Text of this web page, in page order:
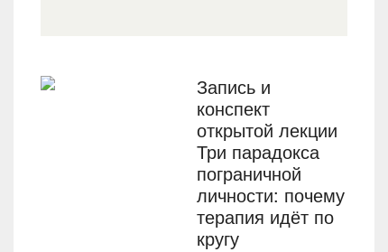
Запись и
конспект
открытой лекции
Три парадокса
пограничной
личности: почему
терапия идёт по
кругу